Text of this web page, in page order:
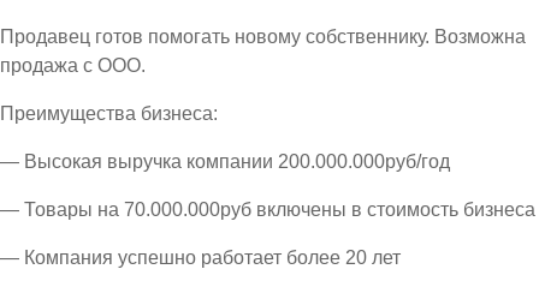
Продавец готов помогать новому собственнику. Возможна
продажа с ООО.
Преимущества бизнеса:
— Высокая выручка компании 200.000.000руб/год
— Товары на 70.000.000руб включены в стоимость бизнеса
— Компания успешно работает более 20 лет